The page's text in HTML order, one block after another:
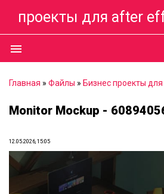
проекты для after
menu
Главная » Файлы » Бизнес проекты
Monitor Mockup -
12.05.2026, 15:05